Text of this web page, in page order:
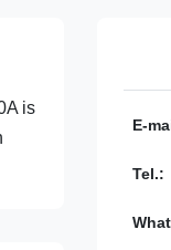
is
E-
Tel.: